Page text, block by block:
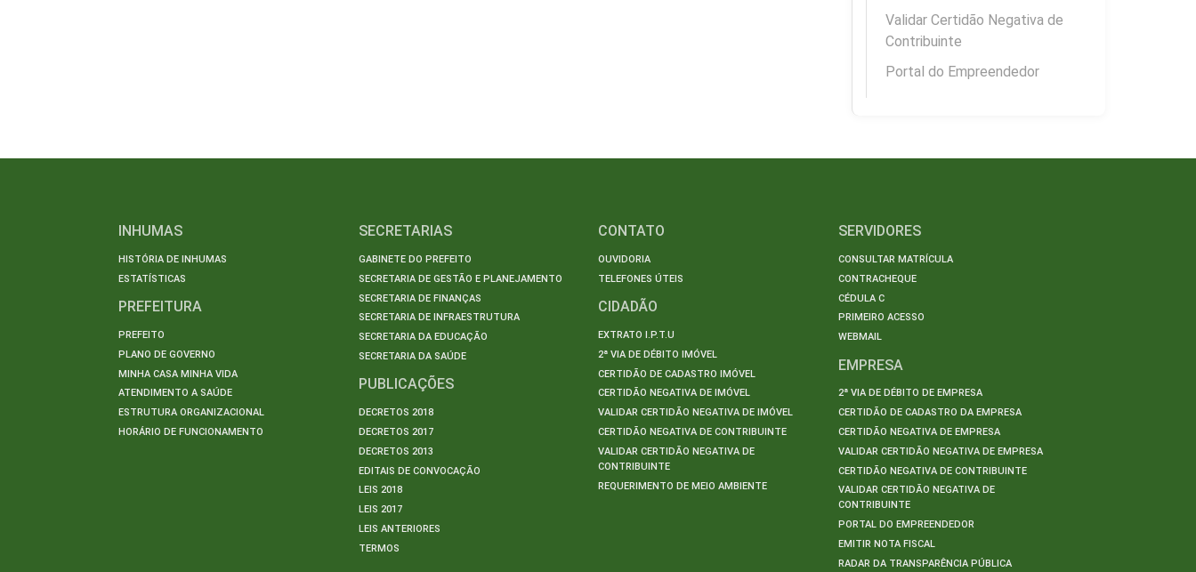
Validar Certidão Negativa de
Contribuinte
Portal do Empreendedor
INHUMAS
HISTÓRIA DE INHUMAS
ESTATÍSTICAS
PREFEITURA
PREFEITO
PLANO DE GOVERNO
MINHA CASA MINHA VIDA
ATENDIMENTO A SAÚDE
ESTRUTURA ORGANIZACIONAL
HORÁRIO DE FUNCIONAMENTO
SECRETARIAS
GABINETE DO PREFEITO
SECRETARIA DE GESTÃO E PLANEJAMENTO
SECRETARIA DE FINANÇAS
SECRETARIA DE INFRAESTRUTURA
SECRETARIA DA EDUCAÇÃO
SECRETARIA DA SAÚDE
PUBLICAÇÕES
DECRETOS 2018
DECRETOS 2017
DECRETOS 2013
EDITAIS DE CONVOCAÇÃO
LEIS 2018
LEIS 2017
LEIS ANTERIORES
TERMOS
CONTATO
OUVIDORIA
TELEFONES ÚTEIS
CIDADÃO
EXTRATO I.P.T.U
2ª VIA DE DÉBITO IMÓVEL
CERTIDÃO DE CADASTRO IMÓVEL
CERTIDÃO NEGATIVA DE IMÓVEL
VALIDAR CERTIDÃO NEGATIVA DE IMÓVEL
CERTIDÃO NEGATIVA DE CONTRIBUINTE
VALIDAR CERTIDÃO NEGATIVA DE
CONTRIBUINTE
REQUERIMENTO DE MEIO AMBIENTE
SERVIDORES
CONSULTAR MATRÍCULA
CONTRACHEQUE
CÉDULA C
PRIMEIRO ACESSO
WEBMAIL
EMPRESA
2ª VIA DE DÉBITO DE EMPRESA
CERTIDÃO DE CADASTRO DA EMPRESA
CERTIDÃO NEGATIVA DE EMPRESA
VALIDAR CERTIDÃO NEGATIVA DE EMPRESA
CERTIDÃO NEGATIVA DE CONTRIBUINTE
VALIDAR CERTIDÃO NEGATIVA DE
CONTRIBUINTE
PORTAL DO EMPREENDEDOR
EMITIR NOTA FISCAL
RADAR DA TRANSPARÊNCIA PÚBLICA